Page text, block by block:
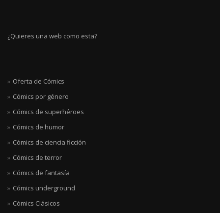
¿Quieres una web como esta?
Oferta de Cómics
Cómics por género
Cómics de superhéroes
Cómics de humor
Cómics de ciencia ficción
Cómics de terror
Cómics de fantasía
Cómics underground
Cómics Clásicos